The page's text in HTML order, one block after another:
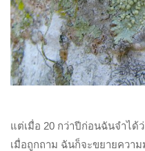
แต่เมื่อ 20 กว่าปีก่อนฉันจำได้
เมื่อถูกถาม ฉันก็จะขยายควา